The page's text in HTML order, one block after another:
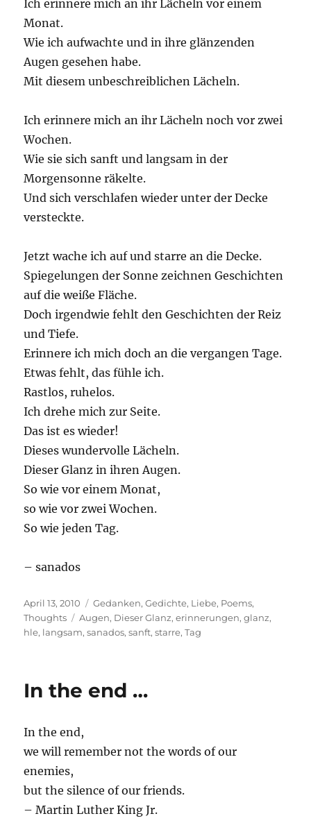
Ich erinnere mich an ihr Lächeln vor einem
Monat.
Wie ich aufwachte und in ihre glänzenden
Augen gesehen habe.
Mit diesem unbeschreiblichen Lächeln.
Ich erinnere mich an ihr Lächeln noch vor zwei
Wochen.
Wie sie sich sanft und langsam in der
Morgensonne räkelte.
Und sich verschlafen wieder unter der Decke
versteckte.
Jetzt wache ich auf und starre an die Decke.
Spiegelungen der Sonne zeichnen Geschichten
auf die weiße Fläche.
Doch irgendwie fehlt den Geschichten der Reiz
und Tiefe.
Erinnere ich mich doch an die vergangen Tage.
Etwas fehlt, das fühle ich.
Rastlos, ruhelos.
Ich drehe mich zur Seite.
Das ist es wieder!
Dieses wundervolle Lächeln.
Dieser Glanz in ihren Augen.
So wie vor einem Monat,
so wie vor zwei Wochen.
So wie jeden Tag.
– sanados
Posted
on
April 13, 2010 Categories
Gedanken,Gedichte, Liebe, Poems,
Thoughts
Tags
Augen, Dieser Glanz,erinnerungen,glanz,
hle, langsam,sanados,sanft,starre,Tag
In the end …
In the end,
we will remember not the words of our
enemies,
but the silence of our friends.
– Martin Luther King Jr.